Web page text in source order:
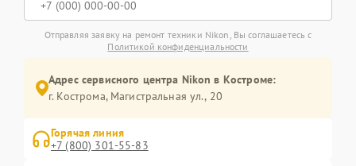
Отправляя заявку на ремонт техники Nikon, Вы соглашаетесь с
Политикой конфиденциальности
Адрес сервисного центра Nikon в Костроме:
г. Кострома, Магистральная ул., 20
Горячая линия
+7 (800) 301-55-83